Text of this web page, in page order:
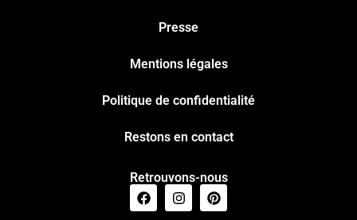
Presse
Mentions légales
Politique de confidentialité
Restons en contact
Retrouvons-nous